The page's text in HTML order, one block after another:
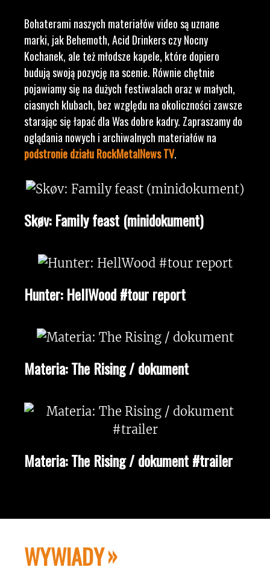
Bohaterami naszych materiałów video są uznane
marki, jak Behemoth, Acid Drinkers czy Nocny
Kochanek, ale też młodsze kapele, które dopiero
budują swoją pozycję na scenie. Równie chętnie
pojawiamy się na dużych festiwalach oraz w małych,
ciasnych klubach, bez względu na okoliczności zawsze
starając się łapać dla Was dobre kadry. Zapraszamy do
oglądania nowych i archiwalnych materiałów na
podstronie działu RockMetalNews TV.
Skøv: Family feast (minidokument)
Hunter: HellWood #tour report
Materia: The Rising / dokument
Materia: The Rising / dokument #trailer
WYWIADY